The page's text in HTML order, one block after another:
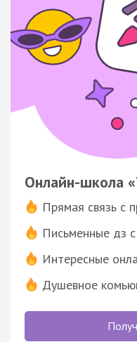
Онлайн-школа
Прямая связь с
Письменные дз
Интересные
Душевное